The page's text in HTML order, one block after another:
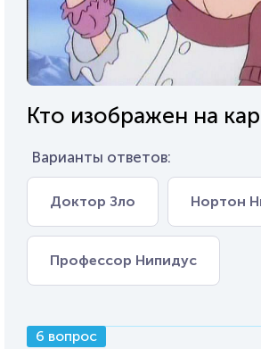
Кто изображен на
Варианты ответов:
Доктор Зло Нортон
Профессор Нипидус
6 вопрос